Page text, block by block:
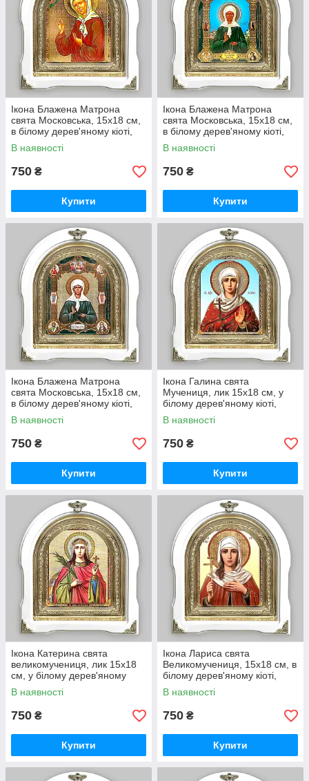
Ікона Блажена Матрона
свята Московська, 15х18 см,
в білому дерев'яному кіоті,
арка
В наявності
750 ₴
Купити
Ікона Блажена Матрона
свята Московська, 15х18 см,
в білому дерев'яному кіоті,
арка, 09102
В наявності
750 ₴
Купити
Ікона Блажена Матрона
свята Московська, 15х18 см,
в білому дерев'яному кіоті,
арка, 53091
В наявності
750 ₴
Купити
Ікона Галина свята
Мучениця, лик 15х18 см, у
білому дерев'яному кіоті,
арка
В наявності
750 ₴
Купити
Ікона Катерина свята
великомучениця, лик 15х18
см, у білому дерев'яному
кіоті, арка
В наявності
750 ₴
Купити
Ікона Лариса свята
Великомучениця, 15х18 см, в
білому дерев'яному кіоті,
арка
В наявності
750 ₴
Купити